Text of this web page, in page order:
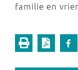
familie en